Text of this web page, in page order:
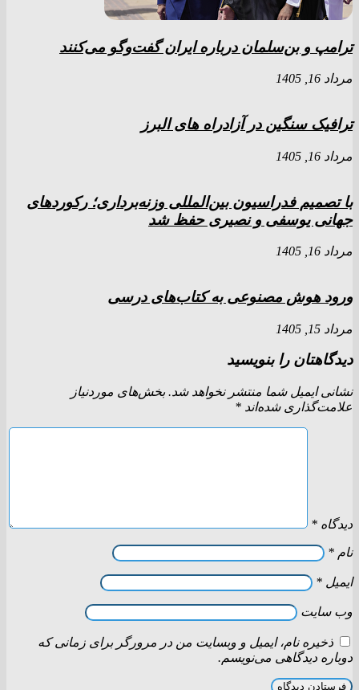
ترامپ و بن‌سلمان درباره ایران گفت‌و‌گو می‌کنند
مرداد 16, 1405
ترافیک سنگین در آزادراه های البرز
مرداد 16, 1405
با تصمیم فدراسیون بین‌المللی وزنه‌برداری؛ رکورد‌های
جهانی یوسفی و نصیری حفظ شد
مرداد 16, 1405
ورود هوش مصنوعی به کتاب‌های درسی
مرداد 15, 1405
دیدگاهتان را بنویسید
نشانی ایمیل شما منتشر نخواهد شد. بخش‌های موردنیاز
علامت‌گذاری شده‌اند *
دیدگاه *
نام *
ایمیل *
وب‌ سایت
ذخیره نام، ایمیل و وبسایت من در مرورگر برای زمانی که
دوباره دیدگاهی می‌نویسم.